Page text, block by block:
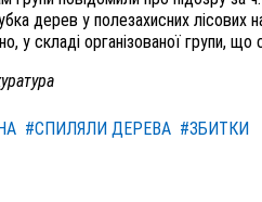
дерев у полезахисних лісових
у складі організованої групи, що
#СПИЛЯЛИ ДЕРЕВА #ЗБИТКИ